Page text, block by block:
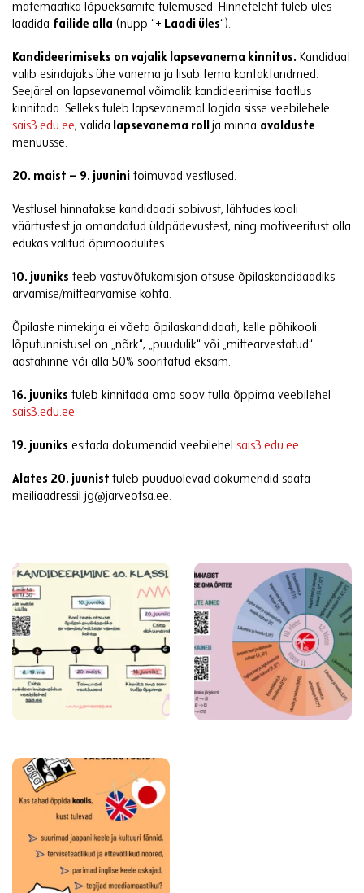
matemaatika lõpueksamite tulemused. Hinneteleht tuleb üles
laadida failide alla (nupp “+ Laadi üles“).
Kandideerimiseks on vajalik lapsevanema kinnitus. Kandidaat
valib esindajaks ühe vanema ja lisab tema kontaktandmed.
Seejärel on lapsevanemal võimalik kandideerimise taotlus
kinnitada. Selleks tuleb lapsevanemal logida sisse veebilehele
sais3.edu.ee, valida lapsevanema roll ja minna avalduste
menüüsse.
20. maist – 9. juunini toimuvad vestlused.
Vestlusel hinnatakse kandidaadi sobivust, lähtudes kooli
väärtustest ja omandatud üldpädevustest, ning motiveeritust olla
edukas valitud õpimoodulites.
10. juuniks teeb vastuvõtukomisjon otsuse õpilaskandidaadiks
arvamise/mittearvamise kohta.
Õpilaste nimekirja ei võeta õpilaskandidaati, kelle põhikooli
lõputunnistusel on „nõrk“, „puudulik“ või „mittearvestatud“
aastahinne või alla 50% sooritatud eksam.
16. juuniks tuleb kinnitada oma soov tulla õppima veebilehel
sais3.edu.ee.
19. juuniks esitada dokumendid veebilehel sais3.edu.ee.
Alates 20. juunist tuleb puuduolevad dokumendid saata
meiliaadressil jg@jarveotsa.ee.